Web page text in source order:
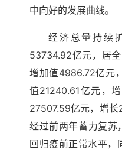
中向好的发展曲线。
经济总量持续
53734.92亿元，居
增加值4986.72亿元
值21240.61亿元，
27507.59亿元，增长
经过前两年蓄力复苏
回归疫前正常水平，